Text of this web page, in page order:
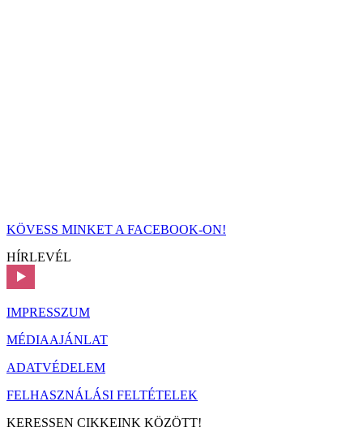
KÖVESS MINKET A FACEBOOK-ON!
HÍRLEVÉL
IMPRESSZUM
MÉDIAAJÁNLAT
ADATVÉDELEM
FELHASZNÁLÁSI FELTÉTELEK
KERESSEN CIKKEINK KÖZÖTT!